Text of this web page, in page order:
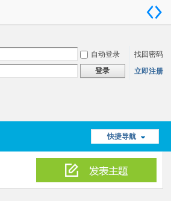
自动登录
找回密码
登录 立即注册
快捷导航